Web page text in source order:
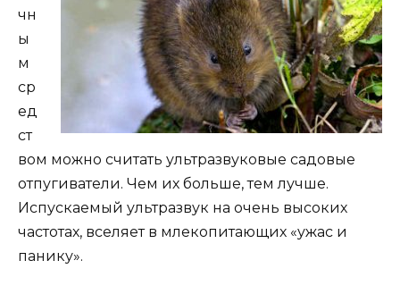
чн
ы
м
ср
ед
ст
вом можно считать ультразвуковые садовые
отпугиватели. Чем их больше, тем лучше.
Испускаемый ультразвук на очень высоких
частотах, вселяет в млекопитающих «ужас и
панику».